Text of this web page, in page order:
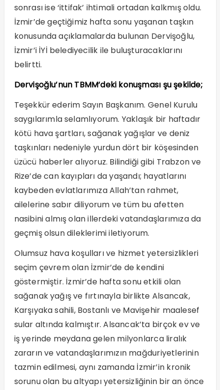
sonrası ise ‘ittifak’ ihtimali ortadan kalkmış oldu.
İzmir’de geçtiğimiz hafta sonu yaşanan taşkın
konusunda açıklamalarda bulunan Dervişoğlu,
İzmir’i İYİ belediyecilik ile buluşturacaklarını
belirtti.
Dervişoğlu’nun TBMM’deki konuşması şu şekilde;
Teşekkür ederim Sayın Başkanım. Genel Kurulu
saygılarımla selamlıyorum. Yaklaşık bir haftadır
kötü hava şartları, sağanak yağışlar ve deniz
taşkınları nedeniyle yurdun dört bir köşesinden
üzücü haberler alıyoruz. Bilindiği gibi Trabzon ve
Rize’de can kayıpları da yaşandı; hayatlarını
kaybeden evlatlarımıza Allah’tan rahmet,
ailelerine sabır diliyorum ve tüm bu afetten
nasibini almış olan illerdeki vatandaşlarımıza da
geçmiş olsun dileklerimi iletiyorum.
Olumsuz hava koşulları ve hizmet yetersizlikleri
seçim çevrem olan İzmir’de de kendini
göstermiştir. İzmir’de hafta sonu etkili olan
sağanak yağış ve fırtınayla birlikte Alsancak,
Karşıyaka sahili, Bostanlı ve Mavişehir maalesef
sular altında kalmıştır. Alsancak’ta birçok ev ve
iş yerinde meydana gelen milyonlarca liralık
zararın ve vatandaşlarımızın mağduriyetlerinin
tazmin edilmesi, aynı zamanda İzmir’in kronik
sorunu olan bu altyapı yetersizliğinin bir an önce